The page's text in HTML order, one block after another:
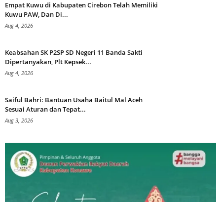
Empat Kuwu di Kabupaten Cirebon Telah Memiliki
Kuwu PAW, Dan Di...
Aug 4, 2026
Keabsahan SK P2SP SD Negeri 11 Banda Sakti
Dipertanyakan, Plt Kepsek...
Aug 4, 2026
Saiful Bahri: Bantuan Usaha Baitul Mal Aceh
Sesuai Aturan dan Tepat...
Aug 3, 2026